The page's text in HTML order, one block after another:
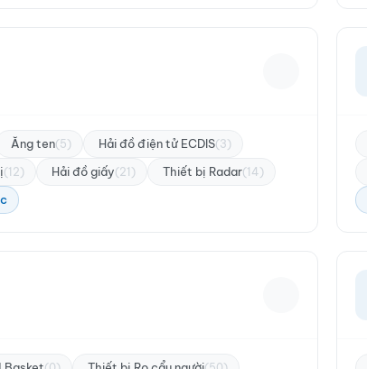
Ăng ten(5) Hải đồ điện tử ECDIS(3)
(12) Hải đồ giấy(21) Thiết bị Radar(14)